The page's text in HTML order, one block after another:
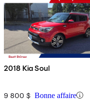
2018 Kia Soul
9 800 $ Bonne affaire